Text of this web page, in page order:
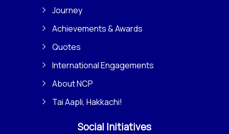
Journey
Achievements & Awards
Quotes
International Engagements
About NCP
Tai Aapli, Hakkachi!
Social Initiatives